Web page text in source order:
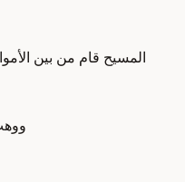
المسيح قام من بين